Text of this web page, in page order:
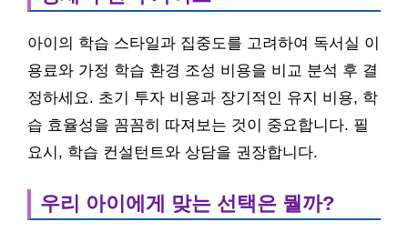
아이의 학습 스타일과 집중도를 고려하여 독서실 이
용료와 가정 학습 환경 조성 비용을 비교 분석 후 결
정하세요. 초기 투자 비용과 장기적인 유지 비용, 학
습 효율성을 꼼꼼히 따져보는 것이 중요합니다. 필
요시, 학습 컨설턴트와 상담을 권장합니다.
우리 아이에게 맞는 선택은 뭘까?